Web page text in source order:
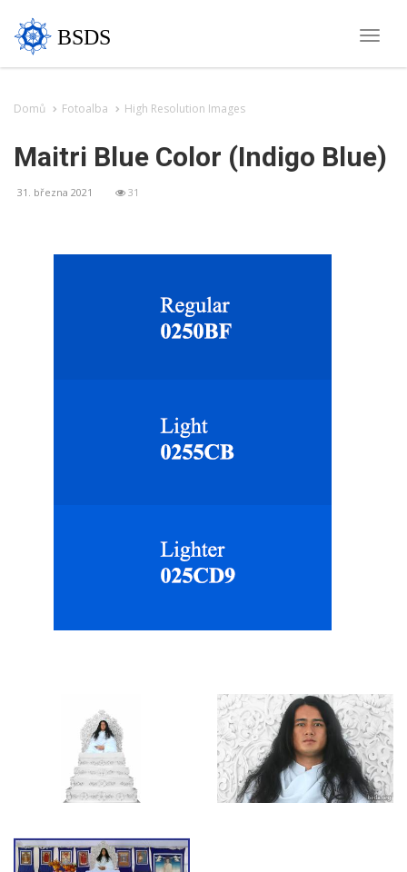
Toggle
BSDS
Domů Fotoalba High Resolution Images
Maitri Blue Color (Indigo Blue)
31. března 2021 31